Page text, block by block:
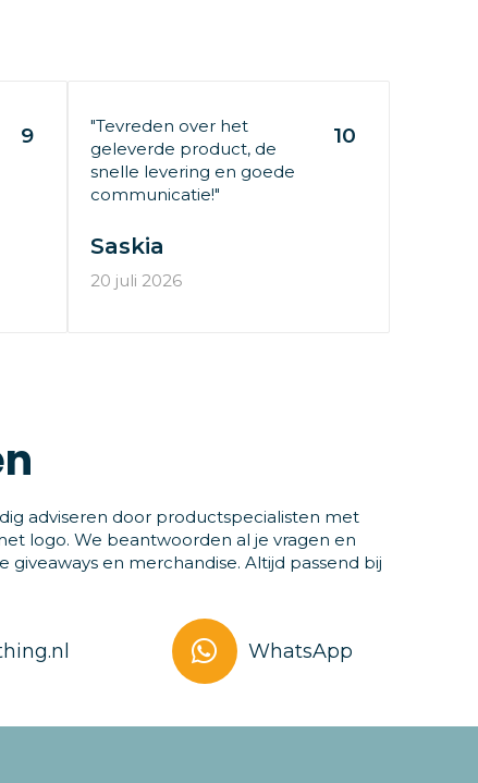
9
"Tevreden over het
geleverde product, de
snelle levering en goede
communicatie!"
10
Saskia
20 juli 2026
adviseren door productspecialisten met
logo. We beantwoorden al je vragen en
en merchandise. Altijd passend bij
WhatsApp